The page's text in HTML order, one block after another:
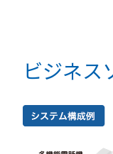
ビジネス